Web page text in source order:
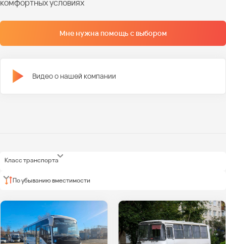
комфортных условиях
Мне нужна помощь с выбором
Видео о нашей компании
Класс транспорта
По убыванию вместимости